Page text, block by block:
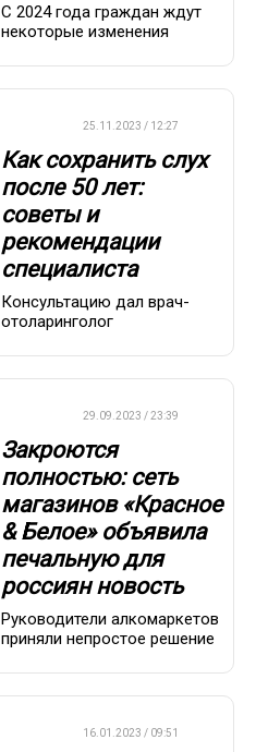
С 2024 года граждан ждут
некоторые изменения
25.11.2023 / 12:27
Как сохранить слух
после 50 лет:
советы и
рекомендации
специалиста
Консультацию дал врач-
отоларинголог
29.09.2023 / 23:39
Закроются
полностью: сеть
магазинов «Красное
& Белое» объявила
печальную для
россиян новость
Руководители алкомаркетов
приняли непростое решение
16.01.2023 / 09:51